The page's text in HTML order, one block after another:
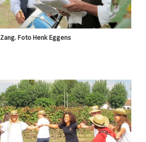
Zang. Foto Henk Eggens